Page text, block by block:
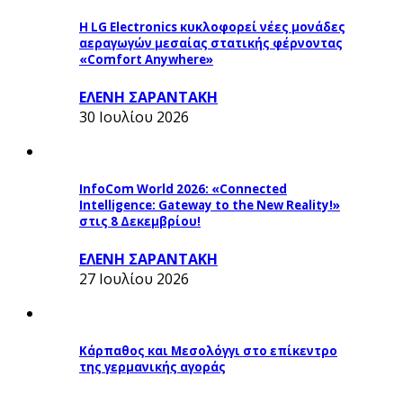
Η LG Electronics κυκλοφορεί νέες μονάδες
αεραγωγών μεσαίας στατικής φέρνοντας
«Comfort Anywhere»
ΕΛΕΝΗ ΣΑΡΑΝΤΑΚΗ
30 Ιουλίου 2026
InfoCom World 2026: «Connected
Intelligence: Gateway to the New Reality!»
στις 8 Δεκεμβρίου!
ΕΛΕΝΗ ΣΑΡΑΝΤΑΚΗ
27 Ιουλίου 2026
Κάρπαθος και Μεσολόγγι στο επίκεντρο
της γερμανικής αγοράς